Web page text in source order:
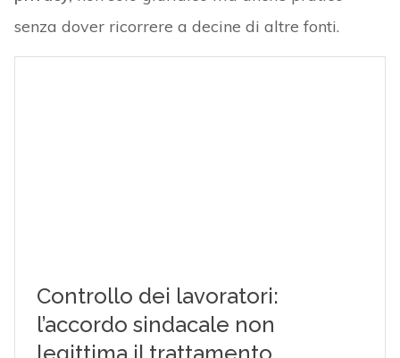
senza dover ricorrere a decine di altre fonti.